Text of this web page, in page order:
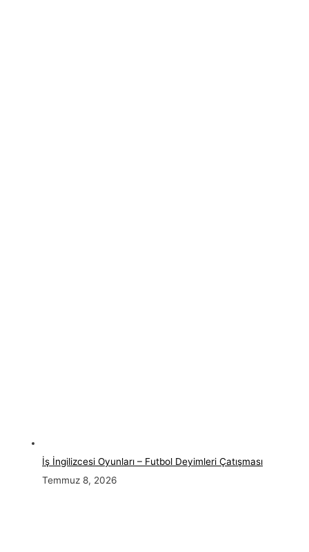
İş İngilizcesi Oyunları – Futbol Deyimleri Çatışması
Temmuz 8, 2026